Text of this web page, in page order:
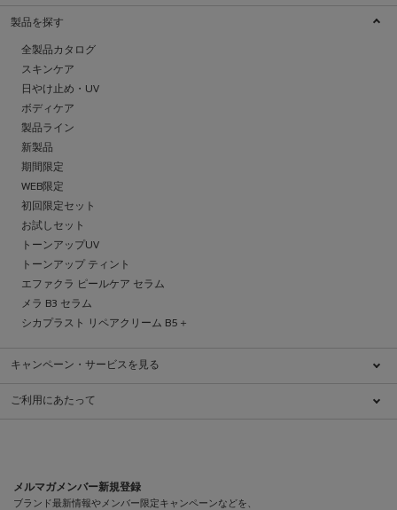
製品を探す
全製品カタログ
スキンケア
日やけ止め・UV
ボディケア
製品ライン
新製品
期間限定
WEB限定
初回限定セット
お試しセット
トーンアップUV
トーンアップ ティント
エファクラ ピールケア セラム
メラ B3 セラム
シカプラスト リペアクリーム B5＋
キャンペーン・サービスを見る
キャンペーン一覧
ショッピングガイド
ご利用にあたって
プライバシーポリシー
プライバシーポリシー（医療従事者向け）
メルマガメンバー新規登録